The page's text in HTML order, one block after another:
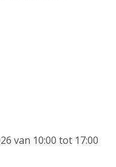
van 10:00 tot 17:00